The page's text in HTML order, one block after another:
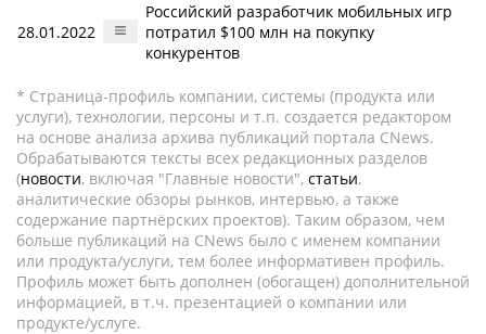
28.01.2022
Российский разработчик мобильных игр
потратил $100 млн на покупку
конкурентов
* Страница-профиль компании, системы (продукта или
услуги), технологии, персоны и т.п. создается редактором
на основе анализа архива публикаций портала CNews.
Обрабатываются тексты всех редакционных разделов
(новости, включая "Главные новости", статьи,
аналитические обзоры рынков, интервью, а также
содержание партнёрских проектов). Таким образом, чем
больше публикаций на CNews было с именем компании
или продукта/услуги, тем более информативен профиль.
Профиль может быть дополнен (обогащен) дополнительной
информацией, в т.ч. презентацией о компании или
продукте/услуге.